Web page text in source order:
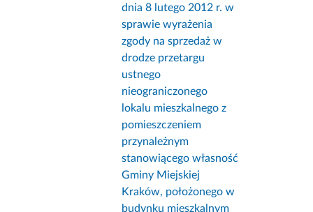
dnia 8 lutego 2012 r. w
sprawie wyrażenia
zgody na sprzedaż w
drodze przetargu
ustnego
nieograniczonego
lokalu mieszkalnego z
pomieszczeniem
przynależnym
stanowiącego własność
Gminy Miejskiej
Kraków, położonego w
budynku mieszkalnym